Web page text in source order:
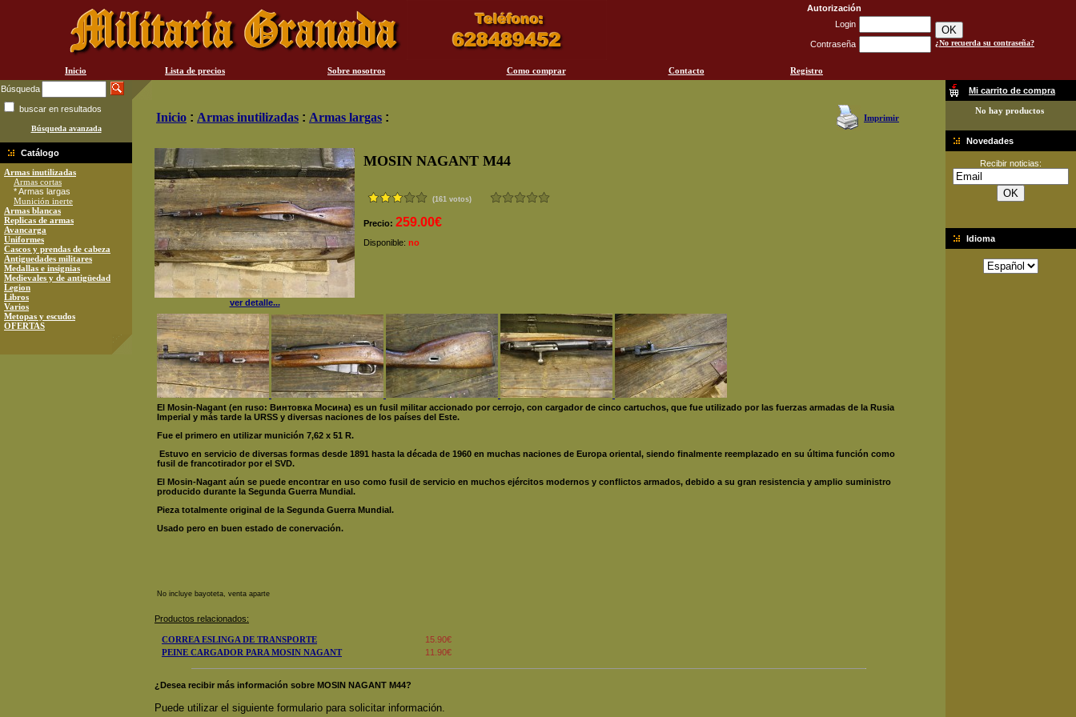
Autorización
Login
Contraseña ¿No recuerda su contraseña?
Inicio Lista de precios Sobre nosotros Como comprar Contacto
Registro
Búsqueda
buscar en resultados
Búsqueda avanzada
Catálogo
Armas inutilizadas
Armas cortas
* Armas largas
Munición inerte
Armas blancas
Replicas de armas
Avancarga
Uniformes
Cascos y prendas de cabeza
Antiguedades militares
Medallas e insignias
Medievales y de antigüedad
Legion
Libros
Varios
Metopas y escudos
OFERTAS
Inicio : Armas inutilizadas : Armas largas : Imprimir
ver detalle...
MOSIN NAGANT M44
(161 votos)
Precio: 259.00€
Disponible: no
El Mosin-Nagant (en ruso: Винтовка Мосина) es un fusil militar accionado por cerrojo, con cargador de cinco cartuchos, que fue utilizado por las fuerzas armadas de la Rusia
Imperial y más tarde la URSS y diversas naciones de los países del Este.
Fue el primero en utilizar munición 7,62 x 51 R.
Estuvo en servicio de diversas formas desde 1891 hasta la década de 1960 en muchas naciones de Europa oriental, siendo finalmente reemplazado en su última función como
fusil de francotirador por el SVD.
El Mosin-Nagant aún se puede encontrar en uso como fusil de servicio en muchos ejércitos modernos y conflictos armados, debido a su gran resistencia y amplio suministro
producido durante la Segunda Guerra Mundial.
Pieza totalmente original de la Segunda Guerra Mundial.
Usado pero en buen estado de conervación.
No incluye bayoteta, venta aparte
Productos relacionados:
CORREA ESLINGA DE TRANSPORTE
15.90€
PEINE CARGADOR PARA MOSIN NAGANT
11.90€
¿Desea recibir más información sobre MOSIN NAGANT M44?
Puede utilizar el siguiente formulario para solicitar información.
Mi carrito de compra
No hay productos
Novedades
Recibir noticias:
Idioma